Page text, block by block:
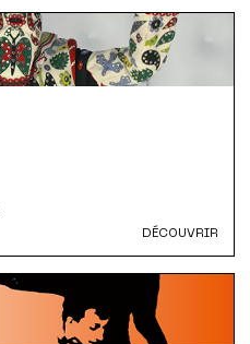
DÉCOUVRIR